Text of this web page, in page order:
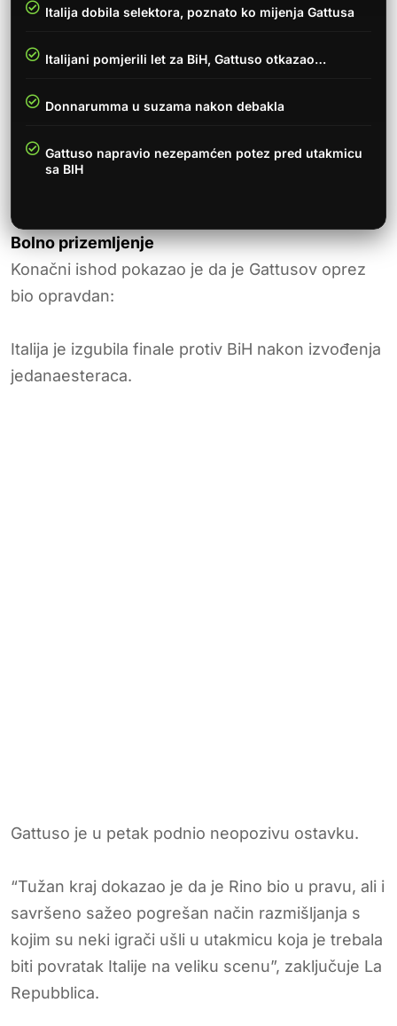
Italija dobila selektora, poznato ko mijenja Gattusa
Italijani pomjerili let za BiH, Gattuso otkazao…
Donnarumma u suzama nakon debakla
Gattuso napravio nezepamćen potez pred utakmicu
sa BIH
Bolno prizemljenje
Konačni ishod pokazao je da je Gattusov oprez
bio opravdan:
Italija je izgubila finale protiv BiH nakon izvođenja
jedanaesteraca.
Gattuso je u petak podnio neopozivu ostavku.
“Tužan kraj dokazao je da je Rino bio u pravu, ali i
savršeno sažeo pogrešan način razmišljanja s
kojim su neki igrači ušli u utakmicu koja je trebala
biti povratak Italije na veliku scenu”, zaključuje La
Repubblica.